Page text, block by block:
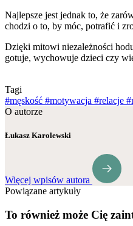
Najlepsze jest jednak to, że
chodzi o to, by móc, potrafić i
Dzięki mitowi niezależności
gotuje, wychowuje dzieci czy
Tagi
#męskość #motywacja #relacje
O autorze
Łukasz Karolewski
Więcej wpisów autora
Powiązane artykuły
To również może Cię